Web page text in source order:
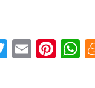
Twitter
Email